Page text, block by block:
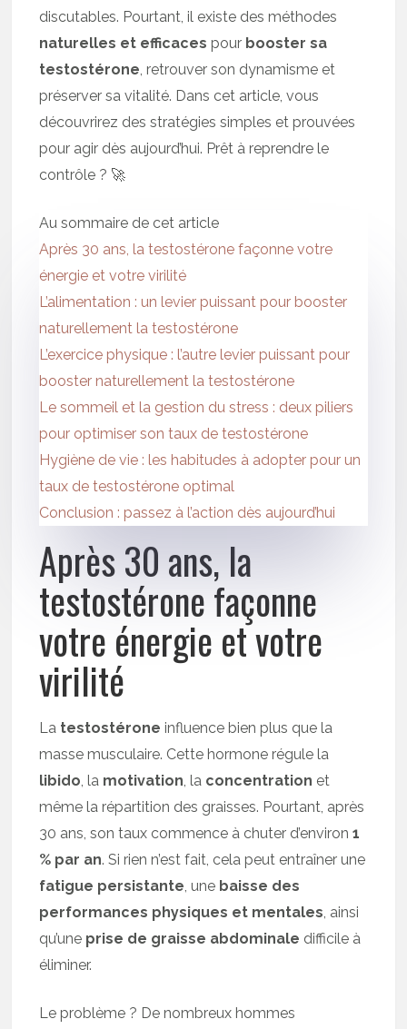
discutables. Pourtant, il existe des méthodes
naturelles et efficaces pour booster sa
testostérone, retrouver son dynamisme et
préserver sa vitalité. Dans cet article, vous
découvrirez des stratégies simples et prouvées
pour agir dès aujourd’hui. Prêt à reprendre le
contrôle ? 🚀
Au sommaire de cet article
Après 30 ans, la testostérone façonne votre
énergie et votre virilité
L’alimentation : un levier puissant pour booster
naturellement la testostérone
L’exercice physique : l’autre levier puissant pour
booster naturellement la testostérone
Le sommeil et la gestion du stress : deux piliers
pour optimiser son taux de testostérone
Hygiène de vie : les habitudes à adopter pour un
taux de testostérone optimal
Conclusion : passez à l’action dès aujourd’hui
Après 30 ans, la
testostérone façonne
votre énergie et votre
virilité
La testostérone influence bien plus que la
masse musculaire. Cette hormone régule la
libido, la motivation, la concentration et
même la répartition des graisses. Pourtant, après
30 ans, son taux commence à chuter d’environ1
% par an. Si rien n’est fait, cela peut entraîner une
fatigue persistante, une baisse des
performances physiques et mentales, ainsi
qu’une prise de graisse abdominale difficile à
éliminer.
Le problème ? De nombreux hommes